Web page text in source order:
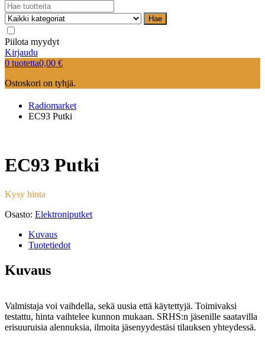
Hae
Piilota myydyt
Kirjaudu
0 tuotetta0,00 €
Ostoskori on tyhjä.
Radiomarket
EC93 Putki
EC93 Putki
Kysy hinta
Osasto: Elektroniputket
Kuvaus
Tuotetiedot
Kuvaus
Valmistaja voi vaihdella, sekä uusia että käytettyjä. Toimivaksi
testattu, hinta vaihtelee kunnon mukaan. SRHS:n jäsenille saatavilla
erisuuruisia alennuksia, ilmoita jäsenyydestäsi tilauksen yhteydessä.